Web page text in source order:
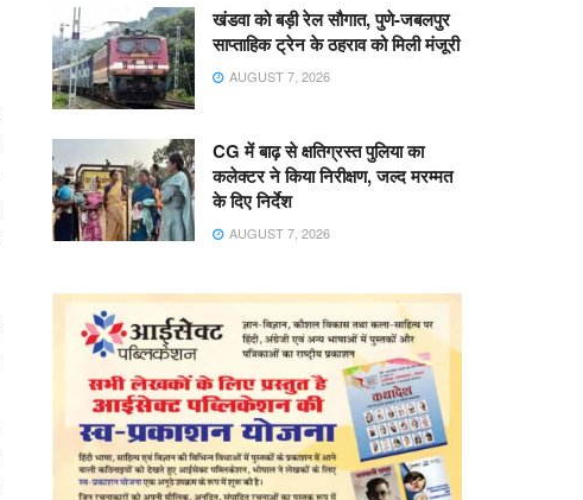
खंडवा को बड़ी रेल सौगात, पुणे-जबलपुर
साप्ताहिक ट्रेन के ठहराव को मिली मंजूरी
AUGUST 7, 2026
CG में बाढ़ से क्षतिग्रस्त पुलिया का
कलेक्टर ने किया निरीक्षण, जल्द मरम्मत
के दिए निर्देश
AUGUST 7, 2026